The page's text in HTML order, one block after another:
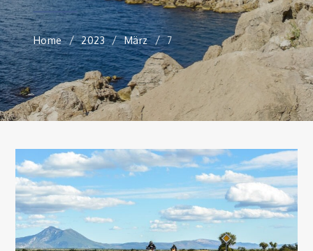
Home 2023 März 7